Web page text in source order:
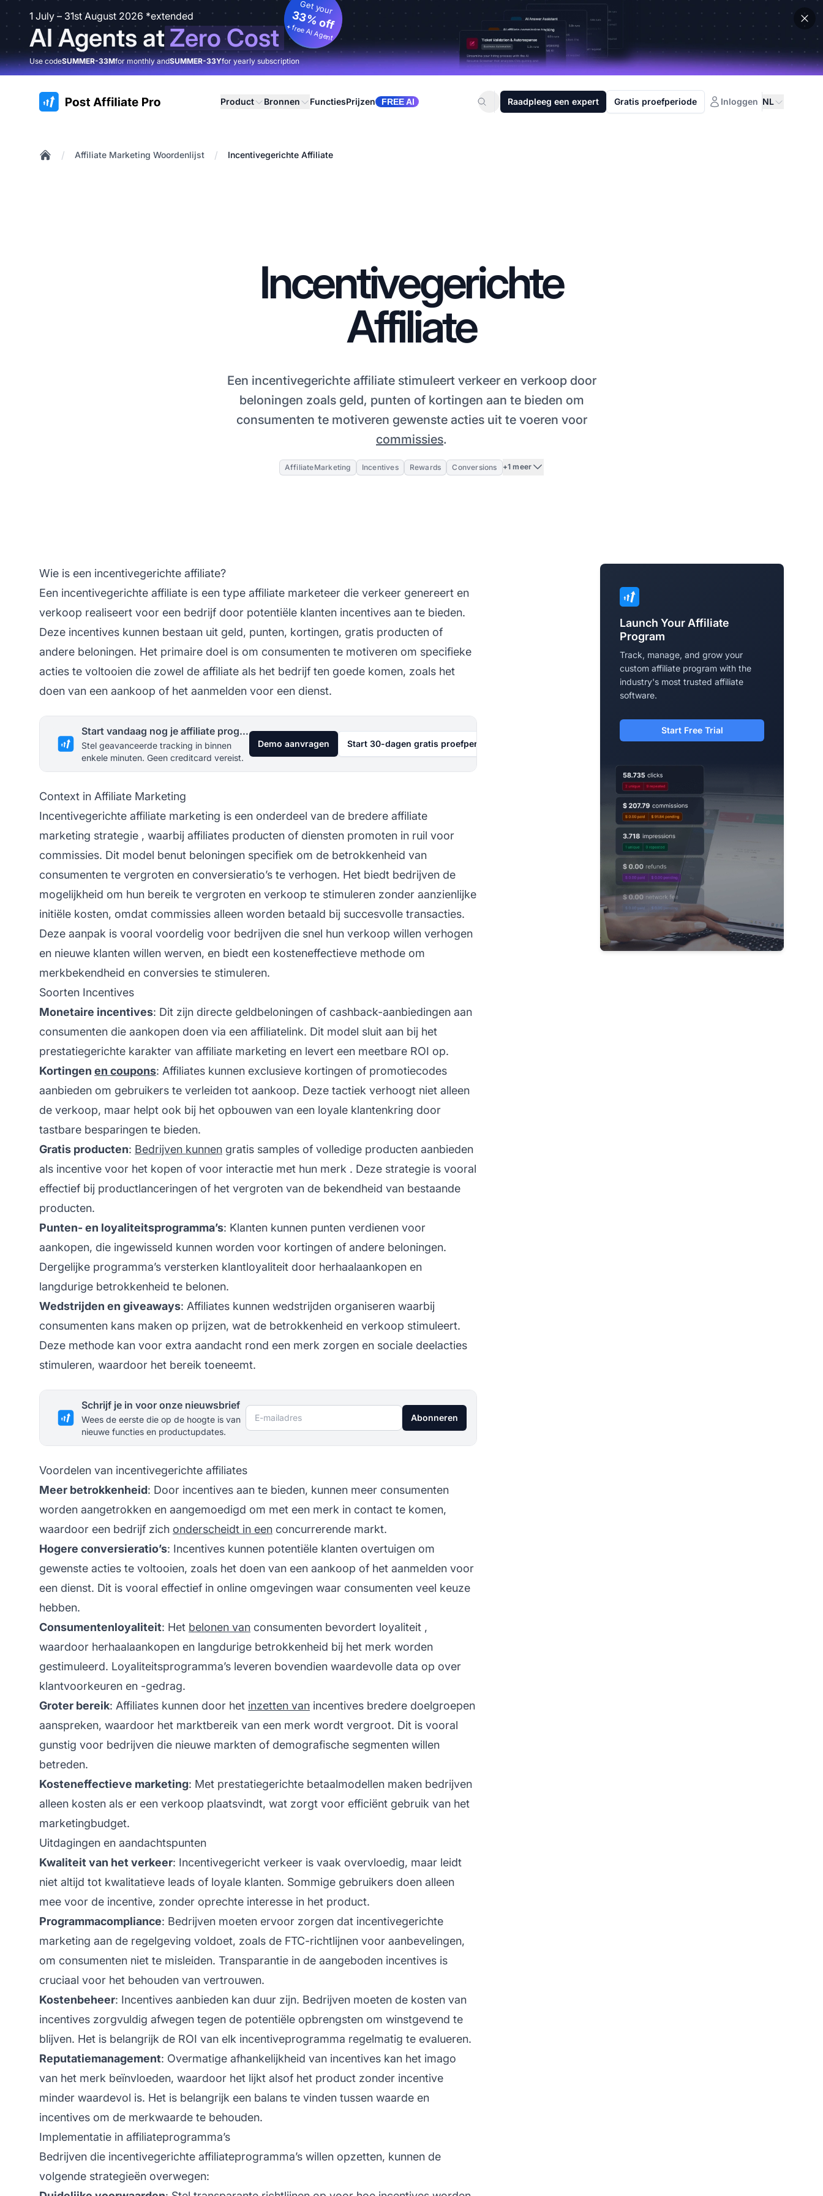
1 July – 31st August 2026 *extended
AI Agents atZero Cost
Get your
33% off
+ free AI Agent
Use codeSUMMER-33Mfor monthly andSUMMER-33Yfor yearly subscription
:site.title Product Bronnen FunctiesPrijzen FREE AI Raadpleeg een expert Gratis proefperiode Inloggen NL
/ Affiliate Marketing Woordenlijst / Incentivegerichte Affiliate
Incentivegerichte
Affiliate
Een incentivegerichte affiliate stimuleert verkeer en verkoop door
beloningen zoals geld, punten of kortingen aan te bieden om
consumenten te motiveren gewenste acties uit te voeren voor
commissies.
AffiliateMarketing Incentives Rewards Conversions +1 meer
Wie is een incentivegerichte affiliate?
Een incentivegerichte affiliate is een type affiliate marketeer die verkeer genereert en
verkoop realiseert voor een bedrijf door potentiële klanten incentives aan te bieden.
Deze incentives kunnen bestaan uit geld, punten, kortingen, gratis producten of
andere beloningen. Het primaire doel is om consumenten te motiveren om specifieke
acties te voltooien die zowel de affiliate als het bedrijf ten goede komen, zoals het
doen van een aankoop of het aanmelden voor een dienst.
Start vandaag nog je affiliate programma
Stel geavanceerde tracking in binnen
enkele minuten. Geen creditcard vereist.
Demo aanvragen Start 30-dagen gratis proefperiode
Context in Affiliate Marketing
Incentivegerichte affiliate marketing is een onderdeel van de bredere affiliate
marketing strategie , waarbij affiliates producten of diensten promoten in ruil voor
commissies. Dit model benut beloningen specifiek om de betrokkenheid van
consumenten te vergroten en conversieratio’s te verhogen. Het biedt bedrijven de
mogelijkheid om hun bereik te vergroten en verkoop te stimuleren zonder aanzienlijke
initiële kosten, omdat commissies alleen worden betaald bij succesvolle transacties.
Deze aanpak is vooral voordelig voor bedrijven die snel hun verkoop willen verhogen
en nieuwe klanten willen werven, en biedt een kosteneffectieve methode om
merkbekendheid en conversies te stimuleren.
Soorten Incentives
Monetaire incentives: Dit zijn directe geldbeloningen of cashback-aanbiedingen aan
consumenten die aankopen doen via een affiliatelink. Dit model sluit aan bij het
prestatiegerichte karakter van affiliate marketing en levert een meetbare ROI op.
Kortingen en coupons: Affiliates kunnen exclusieve kortingen of promotiecodes
aanbieden om gebruikers te verleiden tot aankoop. Deze tactiek verhoogt niet alleen
de verkoop, maar helpt ook bij het opbouwen van een loyale klantenkring door
tastbare besparingen te bieden.
Gratis producten: Bedrijven kunnen gratis samples of volledige producten aanbieden
als incentive voor het kopen of voor interactie met hun merk . Deze strategie is vooral
effectief bij productlanceringen of het vergroten van de bekendheid van bestaande
producten.
Punten- en loyaliteitsprogramma’s: Klanten kunnen punten verdienen voor
aankopen, die ingewisseld kunnen worden voor kortingen of andere beloningen.
Dergelijke programma’s versterken klantloyaliteit door herhaalaankopen en
langdurige betrokkenheid te belonen.
Wedstrijden en giveaways: Affiliates kunnen wedstrijden organiseren waarbij
consumenten kans maken op prijzen, wat de betrokkenheid en verkoop stimuleert.
Deze methode kan voor extra aandacht rond een merk zorgen en sociale deelacties
stimuleren, waardoor het bereik toeneemt.
Schrijf je in voor onze nieuwsbrief
Wees de eerste die op de hoogte is van
nieuwe functies en productupdates.
E-mailadres Abonneren
Voordelen van incentivegerichte affiliates
Meer betrokkenheid: Door incentives aan te bieden, kunnen meer consumenten
worden aangetrokken en aangemoedigd om met een merk in contact te komen,
waardoor een bedrijf zich onderscheidt in een concurrerende markt.
Hogere conversieratio’s: Incentives kunnen potentiële klanten overtuigen om
gewenste acties te voltooien, zoals het doen van een aankoop of het aanmelden voor
een dienst. Dit is vooral effectief in online omgevingen waar consumenten veel keuze
hebben.
Consumentenloyaliteit: Het belonen van consumenten bevordert loyaliteit ,
waardoor herhaalaankopen en langdurige betrokkenheid bij het merk worden
gestimuleerd. Loyaliteitsprogramma’s leveren bovendien waardevolle data op over
klantvoorkeuren en -gedrag.
Groter bereik: Affiliates kunnen door het inzetten van incentives bredere doelgroepen
aanspreken, waardoor het marktbereik van een merk wordt vergroot. Dit is vooral
gunstig voor bedrijven die nieuwe markten of demografische segmenten willen
betreden.
Kosteneffectieve marketing: Met prestatiegerichte betaalmodellen maken bedrijven
alleen kosten als er een verkoop plaatsvindt, wat zorgt voor efficiënt gebruik van het
marketingbudget.
Uitdagingen en aandachtspunten
Kwaliteit van het verkeer: Incentivegericht verkeer is vaak overvloedig, maar leidt
niet altijd tot kwalitatieve leads of loyale klanten. Sommige gebruikers doen alleen
mee voor de incentive, zonder oprechte interesse in het product.
Programmacompliance: Bedrijven moeten ervoor zorgen dat incentivegerichte
marketing aan de regelgeving voldoet, zoals de FTC-richtlijnen voor aanbevelingen,
om consumenten niet te misleiden. Transparantie in de aangeboden incentives is
cruciaal voor het behouden van vertrouwen.
Kostenbeheer: Incentives aanbieden kan duur zijn. Bedrijven moeten de kosten van
incentives zorgvuldig afwegen tegen de potentiële opbrengsten om winstgevend te
blijven. Het is belangrijk de ROI van elk incentiveprogramma regelmatig te evalueren.
Reputatiemanagement: Overmatige afhankelijkheid van incentives kan het imago
van het merk beïnvloeden, waardoor het lijkt alsof het product zonder incentive
minder waardevol is. Het is belangrijk een balans te vinden tussen waarde en
incentives om de merkwaarde te behouden.
Implementatie in affiliateprogramma’s
Bedrijven die incentivegerichte affiliateprogramma’s willen opzetten, kunnen de
volgende strategieën overwegen:
Launch Your Affiliate
Program
Track, manage, and grow your
custom affiliate program with the
industry's most trusted affiliate
software.
Start Free Trial